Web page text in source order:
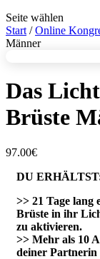
Seite wählen
Start /Online
Männer
Das
Brüste
97.00€
DU
>> 21 Tage
Brüste in ihr
zu aktivieren.
>> Mehr als 10
deiner Partnerin